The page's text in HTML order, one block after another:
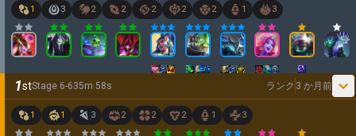
1 3 2 2 2 2 2 1 3
1stStage 6-635m 58s ランク 3 か月前
1 1 3 2 2 2 1 3